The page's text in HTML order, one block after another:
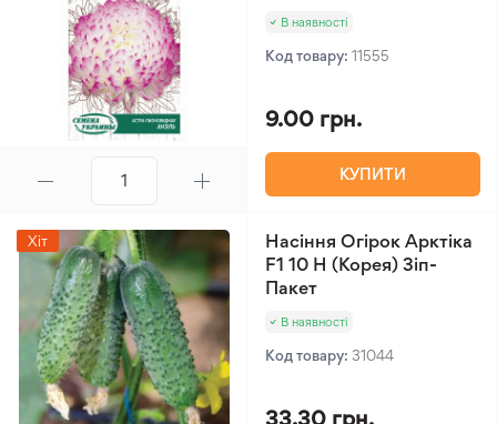
В наявності
Код товару: 11555
9.00 грн.
КУПИТИ
Хіт
Насіння Огірок Арктіка
F1 10 Н (Корея) Зіп-
Пакет
В наявності
Код товару: 31044
33.30 грн.